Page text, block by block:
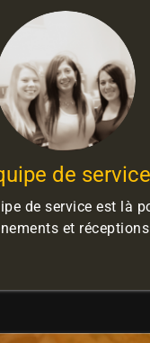
de service
de service est là
et